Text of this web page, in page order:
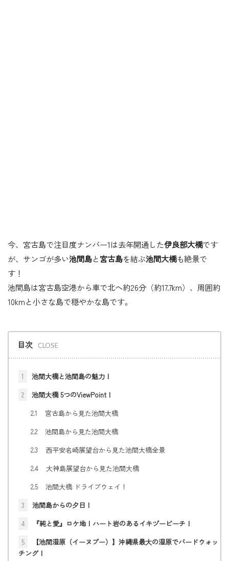
今、宮古島で注目度ナンバー1は去年開通した伊良部大橋です
が、サンゴが多い池間島と宮古島を結ぶ池間大橋も絶景で
す！
池間島は宮古島空港から車で北へ約26分（約17.7km）、周囲約
10kmと小さな島で穏やかな島です。
目次
1
池間大橋と池間島の魅力！
2
池間大橋 5つのViewPoint！
2.1
宮古島から見た池間大橋
2.2
池間島から見た池間大橋
2.3
西平安名崎展望台から見た池間大橋全景
2.4
大神島展望台から見た池間大橋
2.5
池間大橋 ドライブウェイ！
3
池間島からの夕日！
4
『純と愛』ロケ地！ハート岩のあるイキヅービーチ！
5
【池間湿原（イーヌブー）】沖縄県最大の湿原でバードウォッ
チング！